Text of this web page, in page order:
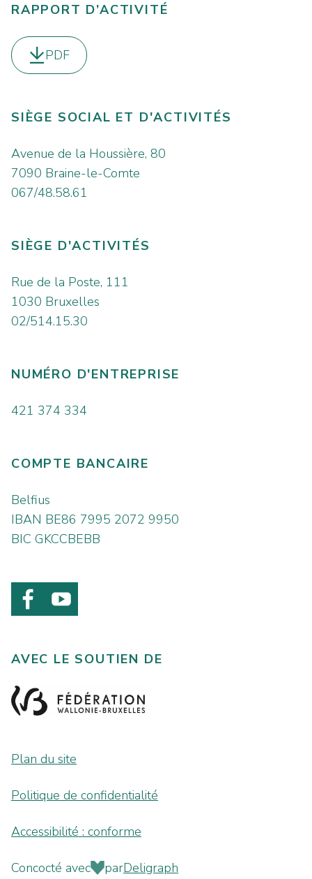
RAPPORT D’ACTIVITÉ
Télécharger le
PDF
SIÈGE SOCIAL ET D'ACTIVITÉS
Avenue de la Houssière, 80
7090 Braine-le-Comte
067/48.58.61
SIÈGE D'ACTIVITÉS
Rue de la Poste, 111
1030 Bruxelles
02/514.15.30
NUMÉRO D'ENTREPRISE
421 374 334
COMPTE BANCAIRE
Belfius
IBAN BE86 7995 2072 9950
BIC GKCCBEBB
AVEC LE SOUTIEN DE
Plan du site
Politique de confidentialité
Accessibilité : conforme
Concocté avec parDeligraph